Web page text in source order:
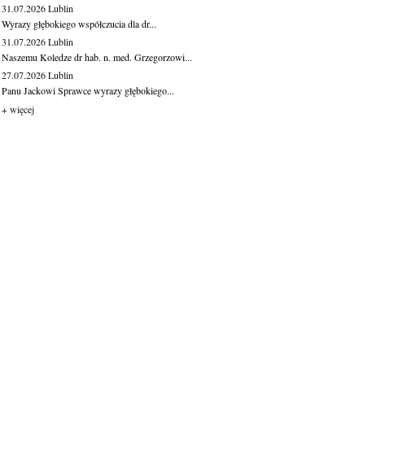
31.07.2026Lublin
Wyrazy głębokiego współczucia dla dr...
31.07.2026Lublin
Naszemu Koledze dr hab. n. med. Grzegorzowi...
27.07.2026Lublin
Panu Jackowi Sprawce wyrazy głębokiego...
+ więcej